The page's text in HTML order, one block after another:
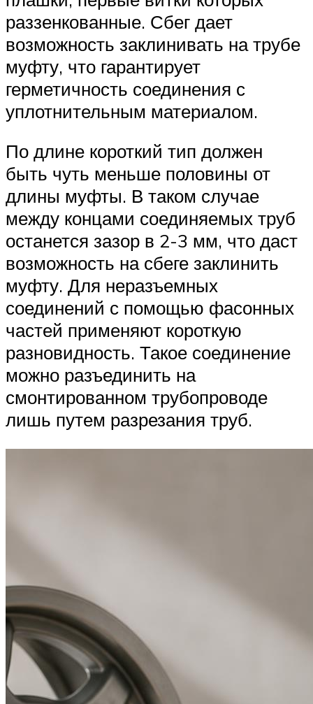
раззенкованные. Сбег дает
возможность заклинивать на трубе
муфту, что гарантирует
герметичность соединения с
уплотнительным материалом.
По длине короткий тип должен
быть чуть меньше половины от
длины муфты. В таком случае
между концами соединяемых труб
останется зазор в 2-3 мм, что даст
возможность на сбеге заклинить
муфту. Для неразъемных
соединений с помощью фасонных
частей применяют короткую
разновидность. Такое соединение
можно разъединить на
смонтированном трубопроводе
лишь путем разрезания труб.